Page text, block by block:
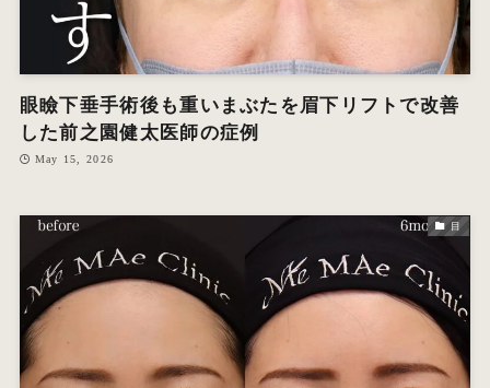
眼瞼下垂手術後も重いまぶたを眉下リフトで改善
した前之園健太医師の症例
May 15, 2026
目